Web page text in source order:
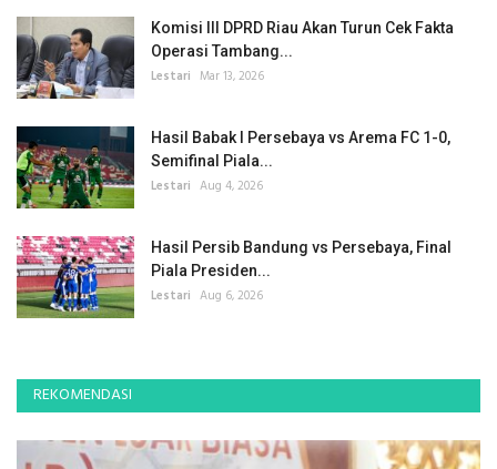
Komisi III DPRD Riau Akan Turun Cek Fakta
Operasi Tambang...
Lestari Mar 13, 2026
Hasil Babak I Persebaya vs Arema FC 1-0,
Semifinal Piala...
Lestari Aug 4, 2026
Hasil Persib Bandung vs Persebaya, Final
Piala Presiden...
Lestari Aug 6, 2026
REKOMENDASI